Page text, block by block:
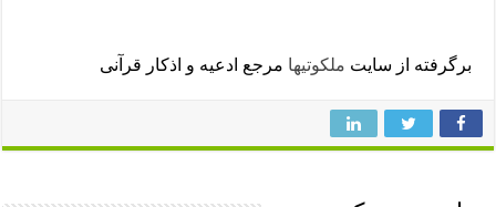
برگرفته از سایت ملکوتیها مرجع ادعیه و اذکار قرآنی